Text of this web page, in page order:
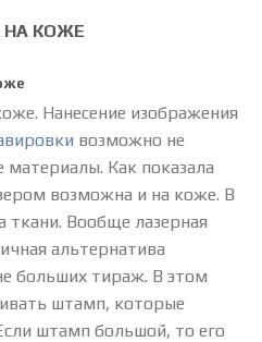
НА КОЖЕ
Нанесение изображения
возможно не
материалы. Как показала
возможна и на коже. В
ткани. Вообще лазерная
альтернатива
больших тираж. В этом
штамп, которые
штамп большой, то его